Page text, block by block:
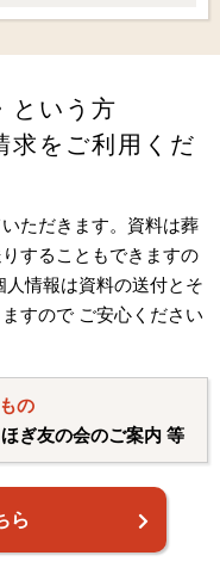
という方
求をご利用くだ
ただきます。資料は葬
することもできますの
情報は資料の送付とそ
すので ご安心ください
の
ぎ友の会のご案内 等
ら